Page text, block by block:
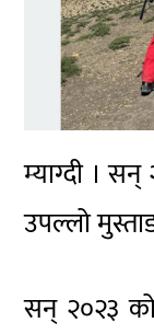
म्याग्दी ।
उपल्लो
सन् २०२३